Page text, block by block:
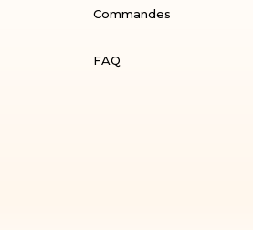
Commandes
FAQ